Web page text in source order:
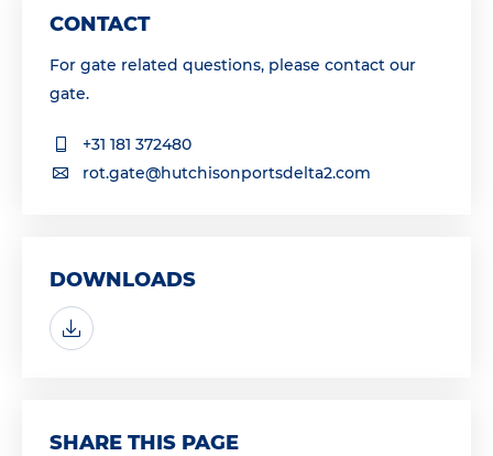
CONTACT
For gate related questions, please contact our
gate.
+31 181 372480
rot.gate@hutchisonportsdelta2.com
DOWNLOADS
SHARE THIS PAGE